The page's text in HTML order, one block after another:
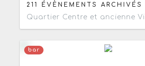
211 ÉVÈNEMENTS ARCHIVÉS
Quartier Centre et ancienne
bar